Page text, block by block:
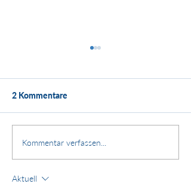
Stärken. Zusammenhalt.
Zukunft.
2 Kommentare
Kommentar verfassen...
Aktuell